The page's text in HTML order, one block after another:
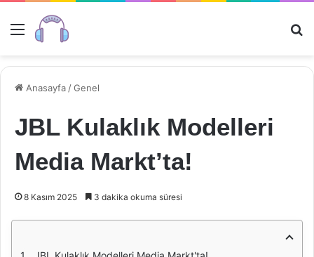
Menü
Anasayfa /Genel
JBL Kulaklık Modelleri
Media Markt’ta!
8 Kasım 2025 3 dakika okuma süresi